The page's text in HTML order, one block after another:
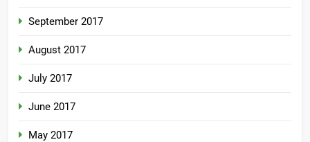
September 2017
August 2017
July 2017
June 2017
May 2017